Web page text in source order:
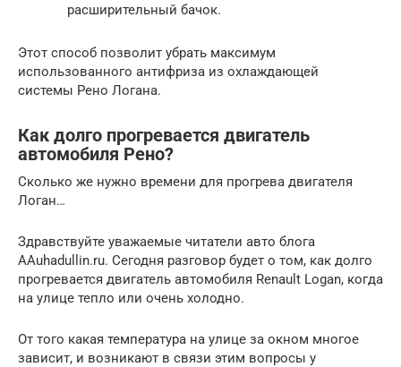
расширительный бачок.
Этот способ позволит убрать максимум
использованного антифриза из охлаждающей
системы Рено Логана.
Как долго прогревается двигатель
автомобиля Рено?
Сколько же нужно времени для прогрева двигателя
Логан…
Здравствуйте уважаемые читатели авто блога
AAuhadullin.ru. Сегодня разговор будет о том, как долго
прогревается двигатель автомобиля Renault Logan, когда
на улице тепло или очень холодно.
От того какая температура на улице за окном многое
зависит, и возникают в связи этим вопросы у